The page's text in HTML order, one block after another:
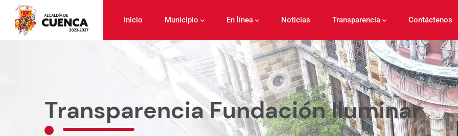
contenido
principal
Inicio Municipio En línea Noticias Transparencia Contáctenos
Transparencia Fundación Iluminar